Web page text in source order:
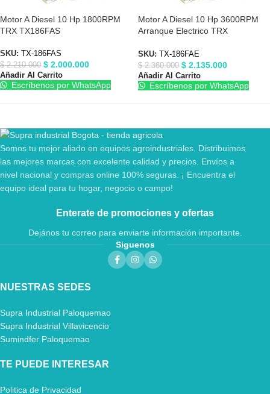
Motor A Diesel 10 Hp 1800RPM
TRX TX186FAS
SKU: TX-186FAS
$2.210.000 $ 2.000.000
Añadir Al Carrito
Escríbenos por WhatsApp
Motor A Diesel 10 Hp 3600RPM
Arranque Electrico TRX
SKU:
TX-186FAE
$2.360.000 $ 2.135.000
Añadir Al Carrito
Escríbenos por WhatsApp
Somos tu mejor aliado en equipos agroindustriales. Distribuimos
las mejores marcas con excelente calidad y precios. Envíos a
nivel nacional y compras online 100% seguras. ¡ Encuentra el
equipo ideal para tu hogar, negocio o campo!
Enterate de promociones y ofertas
Dejános tu correo para enviarte información importante.
Siguenos
NUESTRAS SEDES
Supra Industrial Paloquemao
Supra Industrial Villavicencio
Sumindfer Paloquemao
TE PUEDE INTERESAR
Politica de Privacidad